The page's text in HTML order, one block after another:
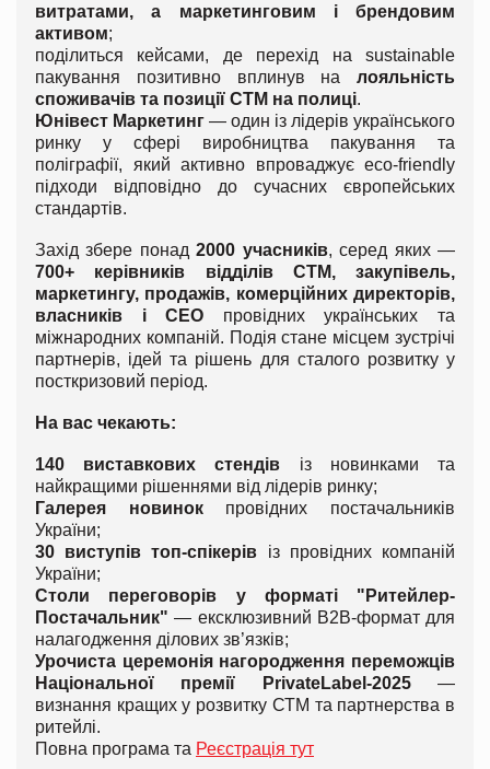
витратами, а маркетинговим і брендовим
активом;
поділиться кейсами, де перехід на sustainable
пакування позитивно вплинув на лояльність
споживачів та позиції СТМ на полиці.
Юнівест Маркетинг — один із лідерів українського
ринку у сфері виробництва пакування та
поліграфії, який активно впроваджує eco-friendly
підходи відповідно до сучасних європейських
стандартів.
Захід збере понад2000 учасників, серед яких —
700+ керівників відділів СТМ, закупівель,
маркетингу, продажів, комерційних директорів,
власників і СЕО провідних українських та
міжнародних компаній. Подія стане місцем зустрічі
партнерів, ідей та рішень для сталого розвитку у
посткризовий період.
На вас чекають:
140 виставкових стендів із новинками та
найкращими рішеннями від лідерів ринку;
Галерея новинокпровідних постачальників
України;
30 виступів топ-спікерів із провідних компаній
України;
Столи переговорів у форматі "Ритейлер-
Постачальник" — ексклюзивний B2B-формат для
налагодження ділових зв’язків;
Урочиста церемонія нагородження переможців
Національної премії PrivateLabel-2025—
визнання кращих у розвитку СТМ та партнерства в
ритейлі.
Повна програма та Реєстрація тут